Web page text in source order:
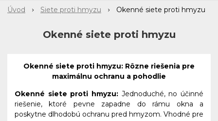
Úvod Siete proti hmyzu Okenné siete proti hmyzu
Okenné siete proti hmyzu
Okenné siete proti hmyzu: Rôzne riešenia pre
maximálnu ochranu a pohodlie
Okenné siete proti hmyzu: Jednoduché, no účinné
riešenie, ktoré pevne zapadne do rámu okna a
poskytne dlhodobú ochranu pred hmyzom. Vhodné pre